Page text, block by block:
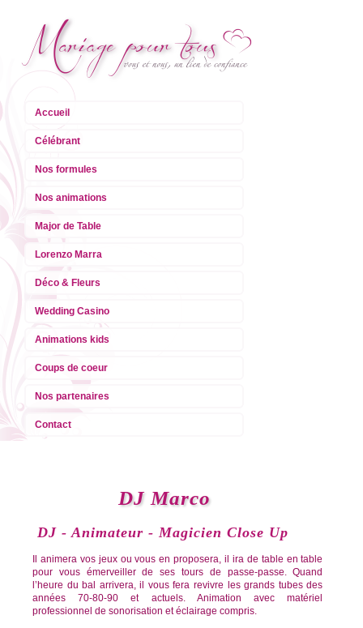
Accueil
Célébrant
Nos formules
Nos animations
Major de Table
Lorenzo Marra
Déco & Fleurs
Wedding Casino
Animations kids
Coups de coeur
Nos partenaires
Contact
DJ Marco
DJ - Animateur - Magicien Close Up
Il animera vos jeux ou vous en proposera, il ira de table en table
pour vous émerveiller de ses tours de passe-passe. Quand
l’heure du bal arrivera, il vous fera revivre les grands tubes des
années 70-80-90 et actuels. Animation avec matériel
professionnel de sonorisation et éclairage compris.